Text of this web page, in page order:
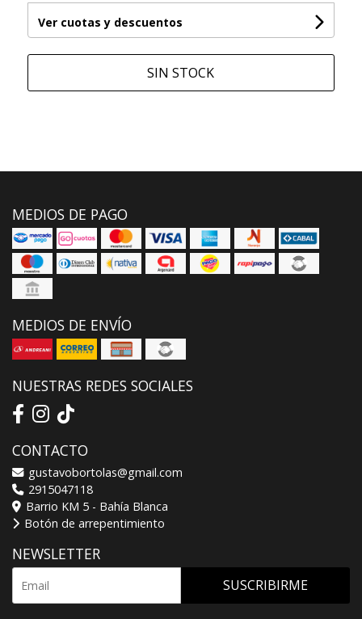
Ver cuotas y descuentos
SIN STOCK
MEDIOS DE PAGO
MEDIOS DE ENVÍO
NUESTRAS REDES SOCIALES
CONTACTO
gustavobortolas@gmail.com
2915047118
Barrio KM 5 - Bahía Blanca
Botón de arrepentimiento
NEWSLETTER
SUSCRIBIRME